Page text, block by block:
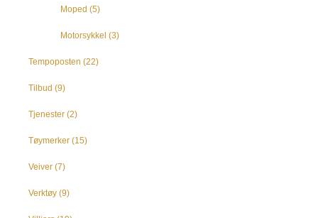
Moped (5)
Motorsykkel (3)
Tempoposten (22)
Tilbud (9)
Tjenester (2)
Tøymerker (15)
Veiver (7)
Verktøy (9)